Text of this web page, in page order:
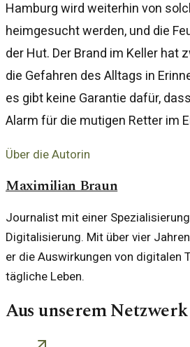
Hamburg wird weiterhin von
heimgesucht werden, und die
der Hut. Der Brand im Keller hat
die Gefahren des Alltags in
es gibt keine Garantie dafür,
Alarm für die mutigen Retter im
Über die Autorin
Maximilian Braun
Journalist mit einer
Digitalisierung. Mit über vier
er die Auswirkungen von digitalen
tägliche Leben.
Aus unserem Netzwerk